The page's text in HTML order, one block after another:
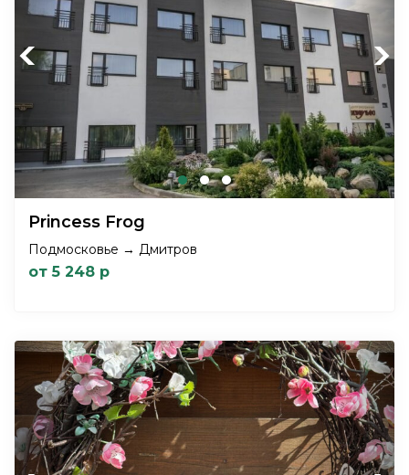
Previous Next
Princess Frog
Подмосковье → Дмитров
от 5 248 р